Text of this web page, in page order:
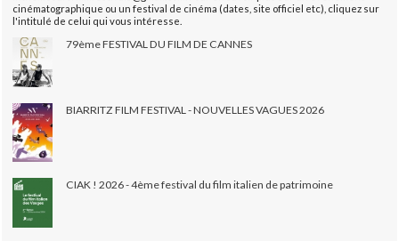
cinématographique ou un festival de cinéma (dates, site officiel etc), cliquez sur
l'intitulé de celui qui vous intéresse.
79ème FESTIVAL DU FILM DE CANNES
BIARRITZ FILM FESTIVAL - NOUVELLES VAGUES 2026
CIAK ! 2026 - 4ème festival du film italien de patrimoine